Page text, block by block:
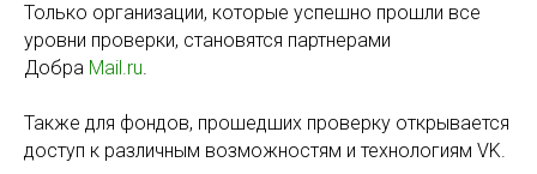
Только организации, которые успешно прошли все
уровни проверки, становятся партнерами
Добра Mail.ru.
Также для фондов, прошедших проверку открывается
доступ к различным возможностям и технологиям VK.